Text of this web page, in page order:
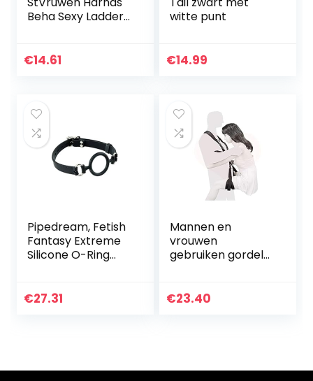
Beha Sexy Ladder
upelige Beha en
€14.61
witte punt
€14.99
Pipedream, Fetish
Fantasy Extreme
Silicone O-Ring
€27.31
Mannen en
vrouwen
gebruiken gordels,
Pilates en
€23.40